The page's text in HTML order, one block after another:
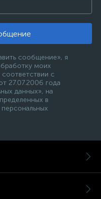
сообщение», я
моих
с
27.07.2006 года
данных», на
в